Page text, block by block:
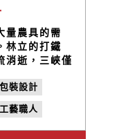
量農具的需
林立的打鐵
消逝，三峽僅
秉持著打鐵人
工藝設計跨
造刀具、甘
包裝形式、堅
裝設計
藝職人